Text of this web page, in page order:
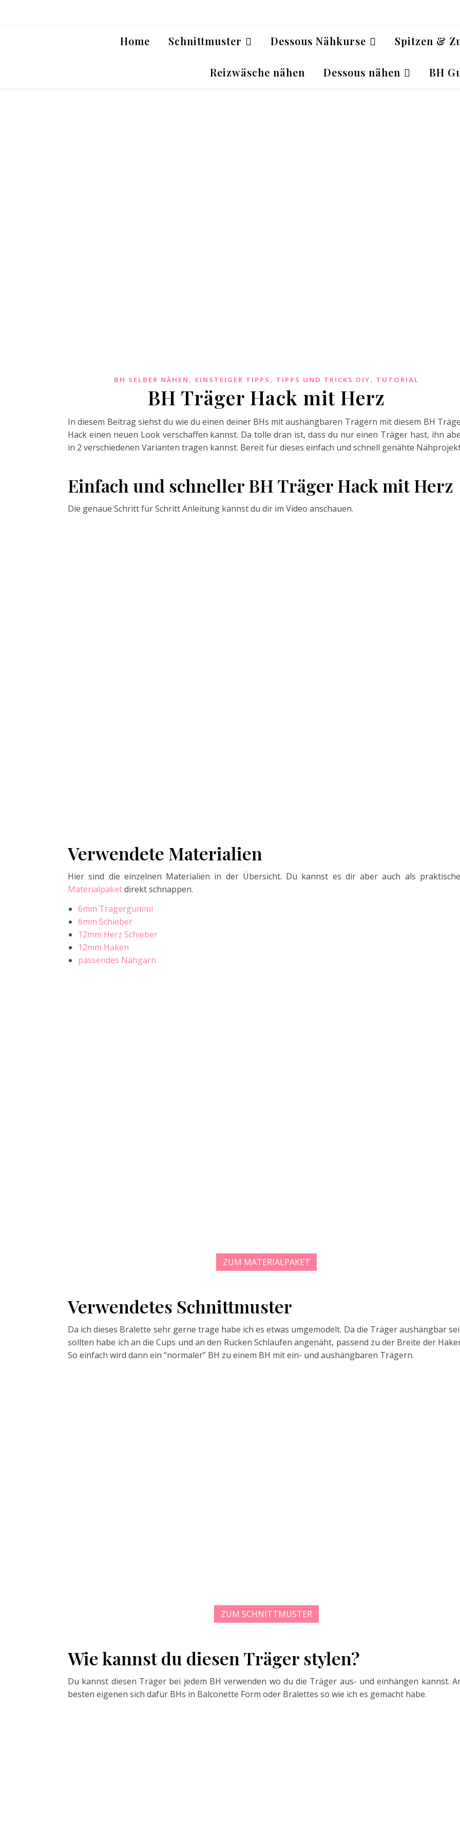
Home Schnittmuster Dessous Nähkurse Spitzen &
Reizwäsche nähen Dessous nähen BH
BH SELBER NÄHEN , EINSTEIGER TIPPS , TIPPS UND TRICKS DIY, TUTORIAL
BH Träger Hack mit Herz
In diesem Beitrag siehst du wie du einen deiner BHs mit aushängbaren Trägern mit diesem BH
Hack einen neuen Look verschaffen kannst. Da tolle dran ist, dass du nur einen Träger hast, ihn
in 2 verschiedenen Varianten tragen kannst. Bereit für dieses einfach und schnell genähte
Einfach und schneller BH Träger Hack mit Herz
Die genaue Schritt für Schritt Anleitung kannst du dir im Video anschauen.
Verwendete Materialien
Hier sind die einzelnen Materialien in der Übersicht. Du kannst es dir aber auch als
Materialpaketdirekt schnappen.
6mm Trägergummi
6mm Schieber
12mm Herz Schieber
12mm Haken
passendes Nähgarn
ZUM MATERIALPAKET
Verwendetes Schnittmuster
Da ich dieses Bralette sehr gerne trage habe ich es etwas umgemodelt. Da die Träger aushängbar
sollten habe ich an die Cups und an den Rücken Schlaufen angenäht, passend zu der Breite der
So einfach wird dann ein “normaler” BH zu einem BH mit ein- und aushängbaren Trägern.
ZUM SCHNITTMUSTER
Wie kannst du diesen Träger stylen?
Du kannst diesen Träger bei jedem BH verwenden wo du die Träger aus- und einhängen kannst.
besten eigenen sich dafür BHs in Balconette Form oder Bralettes so wie ich es gemacht habe.